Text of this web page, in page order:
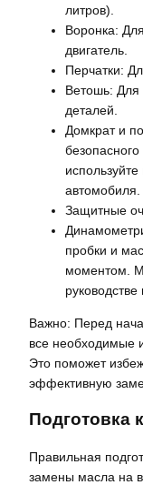
литров).
Воронка:
двигатель.
Перчатки:
Ветошь: Для
деталей.
Домкрат и
автомобиля.
Защитные
пробки и
моментом.
руководстве
Важно: Перед
все необходимые
Это поможет
эффективную
Подготовка
Правильная
замены масла на